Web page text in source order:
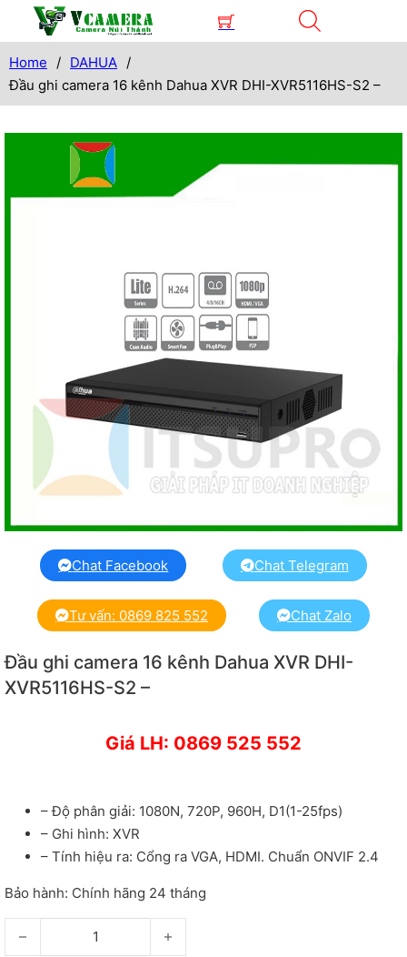
Home / DAHUA /
Đầu ghi camera 16 kênh Dahua XVR DHI-XVR5116HS-S2 –
Chat Facebook Chat Telegram
Tư vấn: 0869 825 552 Chat Zalo
Đầu ghi camera 16 kênh Dahua XVR DHI-
XVR5116HS-S2 –
Giá LH: 0869 525 552
– Độ phân giải: 1080N, 720P, 960H, D1(1-25fps)
– Ghi hình: XVR
– Tính hiệu ra: Cổng ra VGA, HDMI. Chuẩn ONVIF 2.4
Bảo hành: Chính hãng 24 tháng
Đầu ghi camera 16 kênh Dahua XVR DHI-XVR5116HS-S2 - số